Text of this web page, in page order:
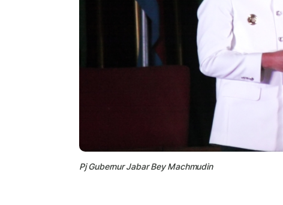
Pj Gubernur Jabar Bey Machmudin